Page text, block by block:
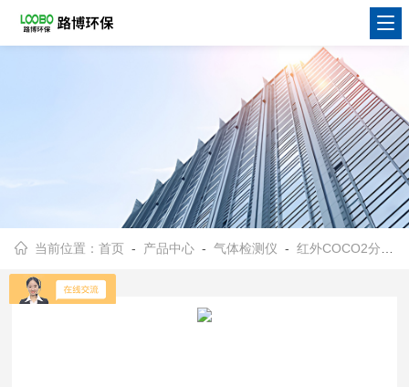
当前位置：首页 - 产品中心 -气体检测仪 -红外COCO2分析仪